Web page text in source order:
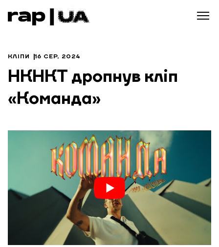
КЛІПИ 16 СЕР, 2024
НКНКТ дропнув кліп
«Команда»